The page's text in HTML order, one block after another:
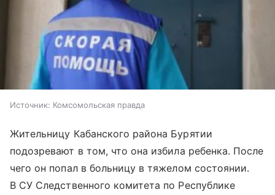
Источник: Комсомольская правда
Жительницу Кабанского района Бурятии
подозревают в том, что она избила ребенка. После
чего он попал в больницу в тяжелом состоянии.
В СУ Следственного комитета по Республике